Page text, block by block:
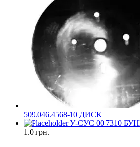
509.046.4568-10 ДИСК
У-СУС 00.7310
1.0 грн.